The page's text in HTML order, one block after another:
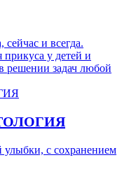
и всегда.
у детей и
решении задач любой
улыбки, с сохранением